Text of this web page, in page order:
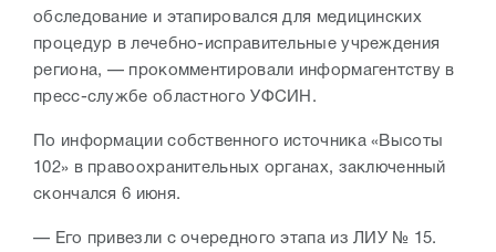
обследование и этапировался для медицинских
процедур в лечебно-исправительные учреждения
региона, — прокомментировали информагентству в
пресс-службе областного УФСИН.
По информации собственного источника «Высоты
102» в правоохранительных органах, заключенный
скончался 6 июня.
— Его привезли с очередного этапа из ЛИУ № 15.